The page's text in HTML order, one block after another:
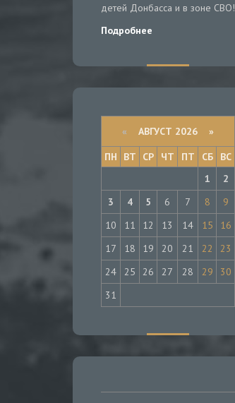
детей Донбасса и в зоне СВО!
Подробнее
« АВГУСТ 2026 »
ПН
ВТ СР ЧТ ПТ СБ
ВС
1
2
3
4 5 6 7 8
9
10
11 12 13 14 15
16
17
18 19 20 21 22
23
24
25 26 27 28 29
30
31